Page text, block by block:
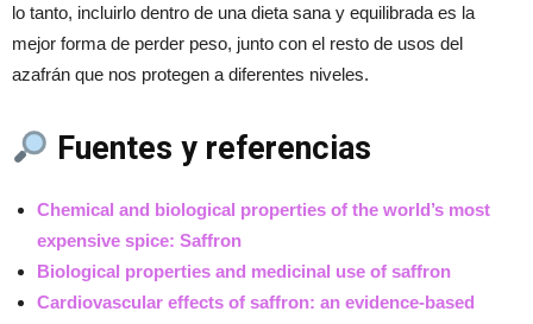
lo tanto, incluirlo dentro de una dieta sana y equilibrada es la
mejor forma de perder peso, junto con el resto de usos del
azafrán que nos protegen a diferentes niveles.
Fuentes y referencias
Chemical and biological properties of the world’s most
expensive spice: Saffron
Biological properties and medicinal use of saffron
Cardiovascular effects of saffron: an evidence-based